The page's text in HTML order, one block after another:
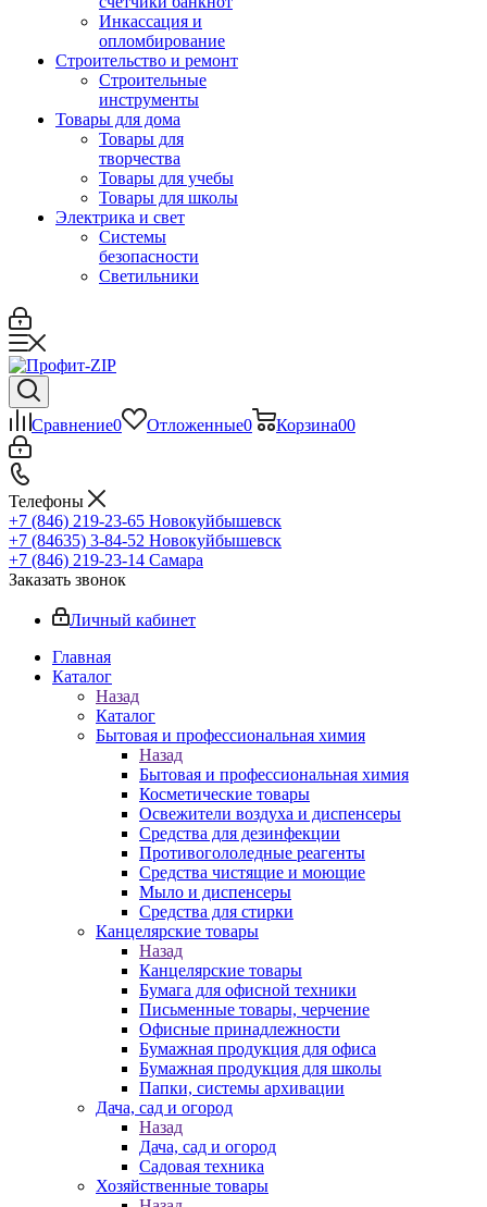
Инкассация и
опломбирование
Строительство и ремонт
Строительные
инструменты
Товары для дома
Товары для
творчества
Товары для учебы
Товары для школы
Электрика и свет
Системы
безопасности
Светильники
Сравнение0 Отложенные0 Корзина00
Телефоны
+7 (846) 219-23-65 Новокуйбышевск
+7 (84635) 3-84-52 Новокуйбышевск
+7 (846) 219-23-14 Самара
Заказать звонок
Личный кабинет
Главная
Каталог
Назад
Каталог
Бытовая и профессиональная химия
Назад
Бытовая и профессиональная химия
Косметические товары
Освежители воздуха и диспенсеры
Средства для дезинфекции
Противогололедные реагенты
Средства чистящие и моющие
Мыло и диспенсеры
Средства для стирки
Канцелярские товары
Назад
Канцелярские товары
Бумага для офисной техники
Письменные товары, черчение
Офисные принадлежности
Бумажная продукция для офиса
Бумажная продукция для школы
Папки, системы архивации
Дача, сад и огород
Назад
Дача, сад и огород
Садовая техника
Хозяйственные товары